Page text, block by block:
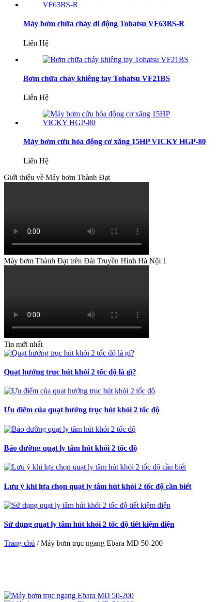
Máy bơm chữa cháy di động Tohatsu VF63BS-R
Liên Hệ
Bơm chữa cháy khiêng tay Tohatsu VF21BS
Liên Hệ
Máy bơm cứu hỏa động cơ xăng 15HP VICKY HGP-80
Liên Hệ
Giới thiệu về Máy bơm Thành Đạt
Máy bơm Thành Đạt trên Đài Truyền Hình Hà Nội 1
Tin mới nhất
Quạt hướng trục hút khói 2 tốc độ là gì?
Ưu điểm của quạt hướng trục hút khói 2 tốc độ
Bảo dưỡng quạt ly tâm hút khói 2 tốc độ
Lưu ý khi lựa chọn quạt ly tâm hút khói 2 tốc độ cần biết
Sử dụng quạt ly tâm hút khói 2 tốc độ tiết kiệm điện
Trang chủ /Máy bơm trục ngang Ebara MD 50-200